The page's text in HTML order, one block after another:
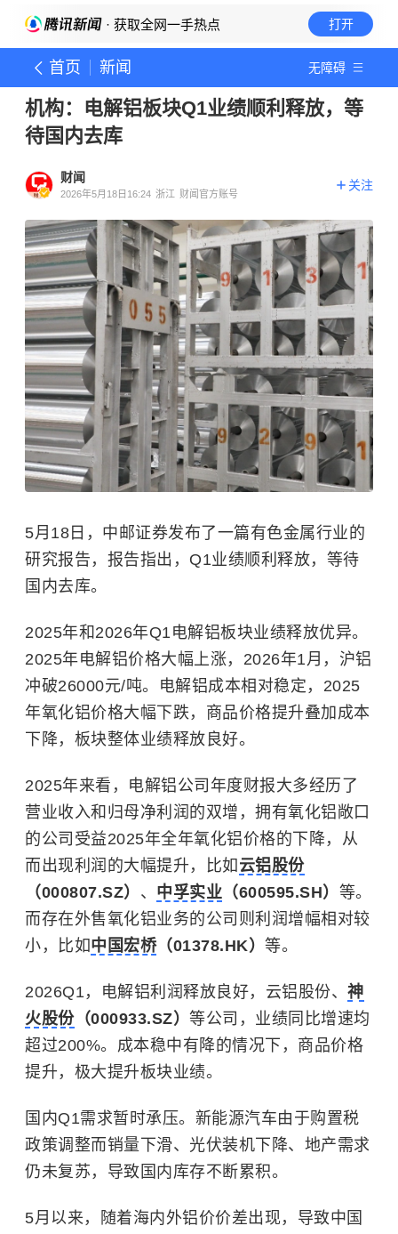
· 获取全网一手热点 打开
首页 新闻 无障碍
机构：电解铝板块Q1业绩顺利释放，等
待国内去库
财闻
2026年5月18日16:24 浙江 财闻官方账号
关注
5月18日，中邮证券发布了一篇有色金属行业的
研究报告，报告指出，Q1业绩顺利释放，等待
国内去库。
2025年和2026年Q1电解铝板块业绩释放优异。
2025年电解铝价格大幅上涨，2026年1月，沪铝
冲破26000元/吨。电解铝成本相对稳定，2025
年氧化铝价格大幅下跌，商品价格提升叠加成本
下降，板块整体业绩释放良好。
2025年来看，电解铝公司年度财报大多经历了
营业收入和归母净利润的双增，拥有氧化铝敞口
的公司受益2025年全年氧化铝价格的下降，从
而出现利润的大幅提升，比如 云铝股份
（000807.SZ） 、 中孚实业 （600595.SH） 等。
而存在外售氧化铝业务的公司则利润增幅相对较
小，比如中国宏桥（01378.HK） 等。
2026Q1，电解铝利润释放良好，云铝股份、 神
火股份（000933.SZ） 等公司，业绩同比增速均
超过200%。成本稳中有降的情况下，商品价格
提升，极大提升板块业绩。
国内Q1需求暂时承压。新能源汽车由于购置税
政策调整而销量下滑、 光伏装机下降、地产需求
仍未复苏，导致国内库存不断累积。
5月以来，随着海内外铝价价差出现，导致中国